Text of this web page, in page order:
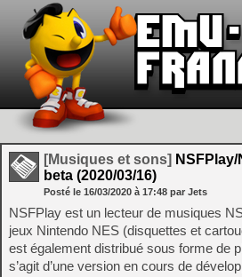
[Musiques et sons]
beta (2020/03/16)
Posté le 16/03/2020 à 17:48 par Jets
NSFPlay est un lecteur de musiques
jeux Nintendo NES (disquettes et
est également distribué sous forme de
s’agit d’une version en cours de